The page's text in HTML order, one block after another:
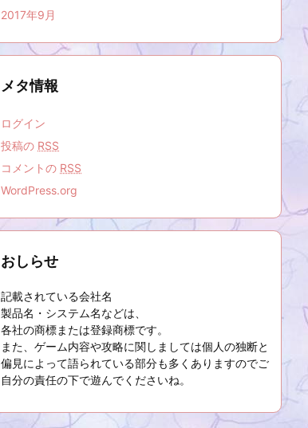
2017年9月
メタ情報
ログイン
投稿の RSS
コメントの RSS
WordPress.org
おしらせ
記載されている会社名
製品名・システム名などは、
各社の商標または登録商標です。
また、ゲーム内容や攻略に関しましては個人の独断と
偏見によって語られている部分も多くありますのでご
自分の責任の下で遊んでくださいね。